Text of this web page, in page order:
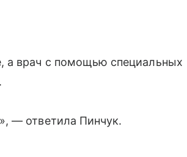
а врач с помощью специальных
— ответила Пинчук.